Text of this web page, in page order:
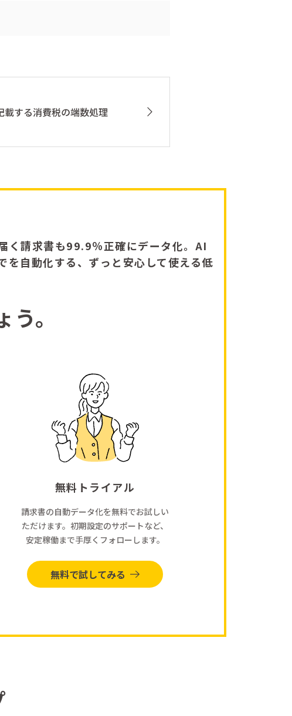
載する消費税の端数処理
く請求書も99.9％正確にデータ化。AI
を自動化する、ずっと安心して使える低
。
無料トライアル
請求書の自動データ化を無料でお試しい
ただけます。初期設定のサポートなど、
安定稼働まで手厚くフォローします。
無料で試してみる